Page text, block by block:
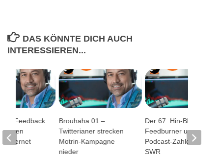
DAS KÖNNTE DICH AUCH
INTERESSIEREN...
Brouhaha 01 –
Twitterianer strecken
Motrin-Kampagne
nieder
Der 67. Hin-Blick –
Feedburner und
Podcast-Zahlen vom
SWR
auf Feedback
Internet